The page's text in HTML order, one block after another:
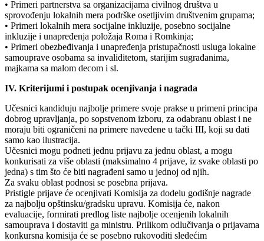
• Primeri partnerstva sa organizacijama civilnog društva u
sprovođenju lokalnih mera podrške osetljivim društvenim grupama;
• Primeri lokalnih mera socijalne inkluzije, posebno socijalne
inkluzije i unapređenja položaja Roma i Romkinja;
• Primeri obezbeđivanja i unapređenja pristupačnosti usluga lokalne
samouprave osobama sa invaliditetom, starijim sugrađanima,
majkama sa malom decom i sl.
IV. Kriterijumi i postupak ocenjivanja i nagrada
Učesnici kandiduju najbolje primere svoje prakse u primeni principa
dobrog upravljanja, po sopstvenom izboru, za odabranu oblast i ne
moraju biti ograničeni na primere navedene u tački III, koji su dati
samo kao ilustracija.
Učesnici mogu podneti jednu prijavu za jednu oblast, a mogu
konkurisati za više oblasti (maksimalno 4 prijave, iz svake oblasti po
jedna) s tim što će biti nagrađeni samo u jednoj od njih.
Za svaku oblast podnosi se posebna prijava.
Pristigle prijave će ocenjivati Komisija za dodelu godišnje nagrade
za najbolju opštinsku/gradsku upravu. Komisija će, nakon
evaluacije, formirati predlog liste najbolje ocenjenih lokalnih
samouprava i dostaviti ga ministru. Prilikom odlučivanja o prijavama
konkursna komisija će se posebno rukovoditi sledećim